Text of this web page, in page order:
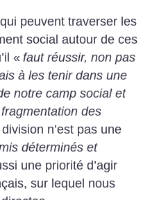
peuvent traverser les
social autour de ces
« faut réussir, non pas
à les tenir dans une
notre camp social et
des
n’est pas une
déterminés et
une priorité d’agir
sur lequel nous